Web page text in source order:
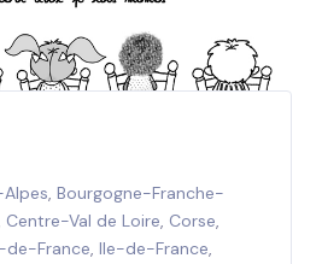
, Bourgogne-Franche-
Centre-Val de Loire, Corse,
de-France, Ile-de-France,